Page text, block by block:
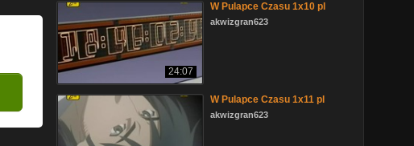
24:07
W Pulapce Czasu 1x10 pl
akwizgran623
W Pulapce Czasu 1x11 pl
akwizgran623